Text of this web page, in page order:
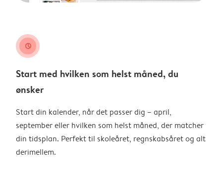
clock
Start med hvilken som helst måned, du
ønsker
Start din kalender, når det passer dig – april,
september eller hvilken som helst måned, der matcher
din tidsplan. Perfekt til skoleåret, regnskabsåret og alt
derimellem.